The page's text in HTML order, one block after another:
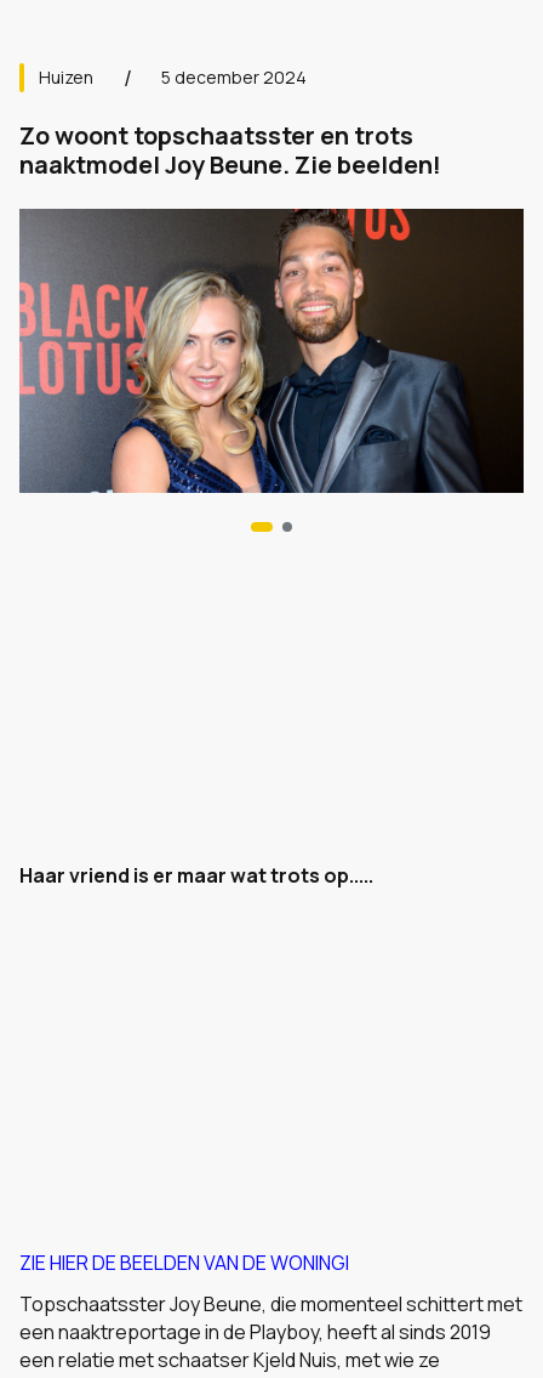
Huizen 5 december 2024
Zo woont topschaatsster en trots
naaktmodel Joy Beune. Zie beelden!
Haar vriend is er maar wat trots op.....
ZIE HIER DE BEELDEN VAN DE WONINGI
Topschaatsster Joy Beune, die momenteel schittert met
een naaktreportage in de Playboy, heeft al sinds 2019
een relatie met schaatser Kjeld Nuis, met wie ze